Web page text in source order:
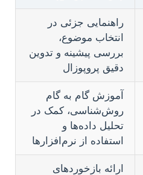
راهنمایی جزئی در
انتخاب موضوع،
بررسی پیشینه و تدوین
دقیق پروپوزال
آموزش گام به گام
روش‌شناسی، کمک در
تحلیل داده‌ها و
استفاده از نرم‌افزارها
ارائه بازخوردهای